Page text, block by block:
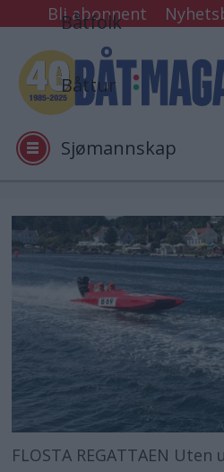
Bli abonnent
Båtfolk
Båttur
Sjømannskap
Tester
Arkiv
Video
FLOSTA REGATTAEN